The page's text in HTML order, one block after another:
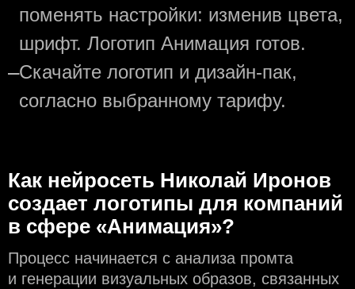
поменять настройки: изменив цвета,
шрифт. Логотип Анимация готов.
—Скачайте логотип и дизайн-пак,
согласно выбранному тарифу.
Как нейросеть Николай Иронов
создаeт логотипы для компаний
в сфере «Анимация»?
Процесс начинается с анализа промта
и генерации визуальных образов, связанных